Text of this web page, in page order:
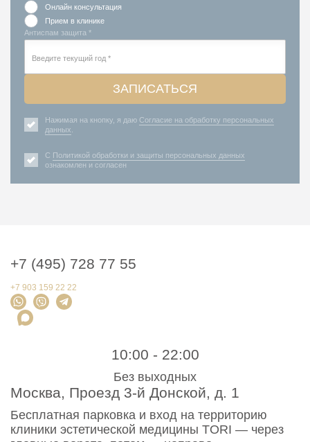
Онлайн консультация
Прием в клинике
Антиспам защита *
ЗАПИСАТЬСЯ
Нажимая на кнопку, я даю Согласие на обработку персональных
данных
С Политикой обработки и защиты персональных данных
ознакомлен и согласен
+7 (495) 728 77 55
+7 903 159 22 22
10:00 - 22:00
Без выходных
Москва, Проезд 3-й Донской, д. 1
Бесплатная парковка и вход на территорию
клиники эстетической медицины TORI — через